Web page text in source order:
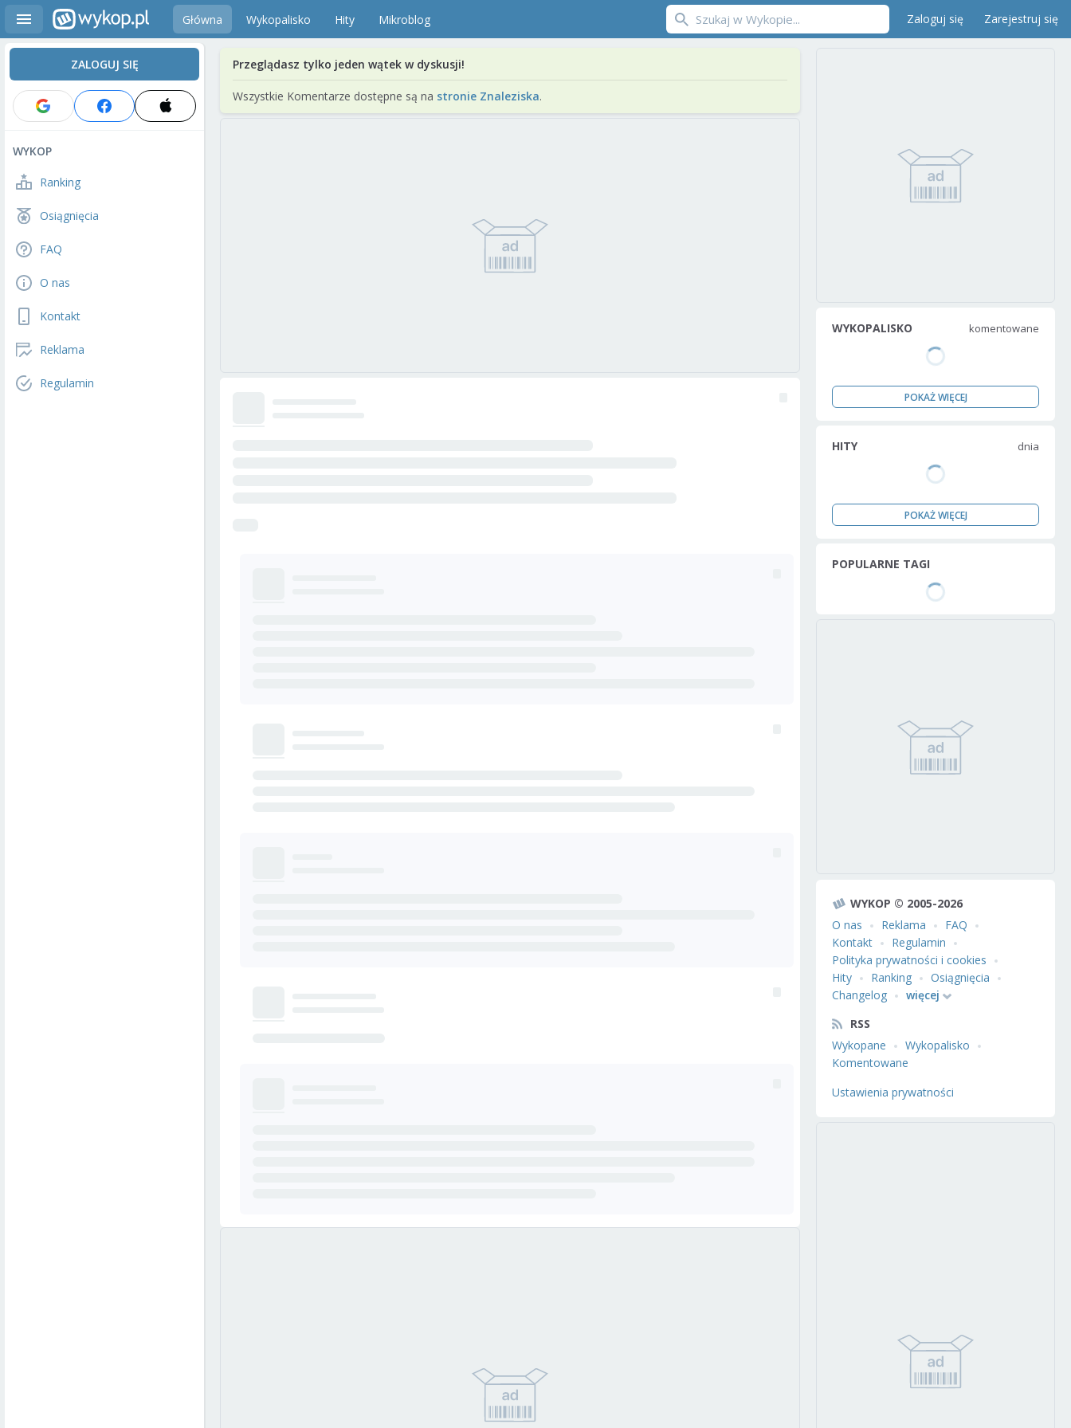
Główna Wykopalisko Hity Mikroblog Zaloguj się Zarejestruj się
ZALOGUJ SIĘ
WYKOP
Ranking
Osiągnięcia
FAQ
O nas
Kontakt
Reklama
Regulamin
Przeglądasz tylko jeden wątek w dyskusji!
Wszystkie Komentarze dostępne są na stronie Znaleziska.
WYKOPALISKO komentowane
POKAŻ WIĘCEJ
HITY dnia
POKAŻ WIĘCEJ
POPULARNE TAGI
WYKOP © 2005-2026
O nas
Reklama
FAQ
Kontakt
Regulamin
Polityka prywatności i cookies
Hity
Ranking
Osiągnięcia
Changelog
więcej
RSS
Wykopane
Wykopalisko
Komentowane
Ustawienia prywatności